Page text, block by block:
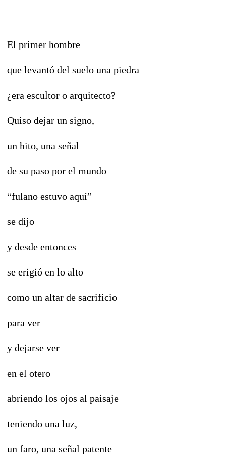
El primer hombre
que levantó del suelo una piedra
¿era escultor o arquitecto?
Quiso dejar un signo,
un hito, una señal
de su paso por el mundo
“fulano estuvo aquí”
se dijo
y desde entonces
se erigió en lo alto
como un altar de sacrificio
para ver
y dejarse ver
en el otero
abriendo los ojos al paisaje
teniendo una luz,
un faro, una señal patente